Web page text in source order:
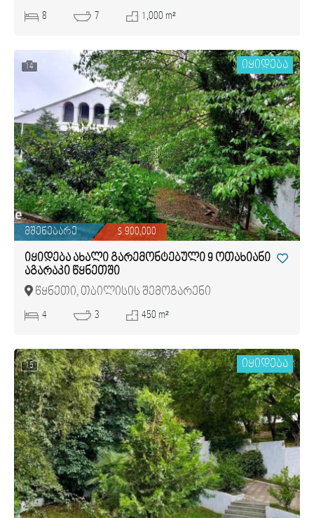
8 7 1,000 m²
14 იყიდება
მშენებარე $ 900,000
იყიდება ახალი გარემონტებული 9 ოთახიანი
აგარაკი წყნეთში
წყნეთი, თბილისის შემოგარენი
4 3 450 m²
15 იყიდება